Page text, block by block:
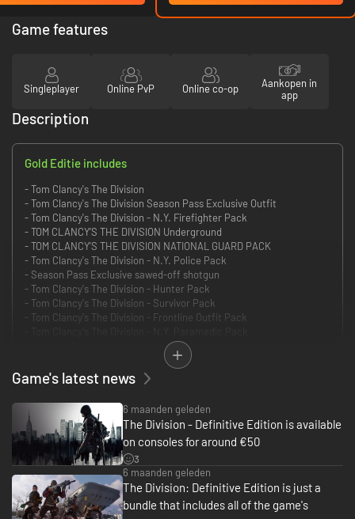
Game features
Singleplayer Online PvP Online co-op
Aankopen in
app
Description
Gold Editie includes
- Tom Clancy's The Division
- Tom Clancy's The Division Season Pass Exclusive Outfit
- Tom Clancy's The Division - N.Y. Firefighter Pack
- TOM CLANCY’S THE DIVISION Underground
- TOM CLANCY'S THE DIVISION NATIONAL GUARD PACK
- Tom Clancy's The Division - N.Y. Police Pack
- Season Pass Exclusive sawed-off shotgun
- Tom Clancy's The Division - Hunter Pack
- Tom Clancy's The Division - Survivor Pack
- Tom Clancy's The Division - Frontline Outfit Pack
- TOM CLANCY'S THE DIVISION HAZMAT PACK
- Tom Clancy's The Division Season Pass
- Tom Clancy's The Division Last Stand
- TOM CLANCY’S THE DIVISION Survival
Probeer The Division nu gratis!
Krijg toegang tot 6 uur gameplay en speel in coöp of solo om New York te
redden van een verwoestende pandemie.
De Gold Edition van Tom Clancy's The Division bevat de game, Season
Pass en een exclusieve National-Guard-uitrustingset.
De Season Pass van Tom Clancy's The Division geeft je een jaar lang
Game's latest news
6 maanden geleden
The Division - Definitive Edition is available
on consoles for around €50
3
6 maanden geleden
The Division: Definitive Edition is just a
bundle that includes all of the game's